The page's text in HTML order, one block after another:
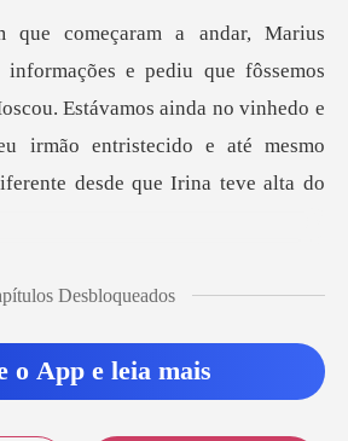
e fôssemos
Estávamos ainda no vinhedo e
irmã
Desbloqueados
o App e leia mais